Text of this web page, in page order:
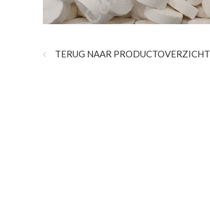
TERUG NAAR PRODUCTOVERZICHT